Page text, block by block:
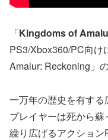
「Kingdoms of
PS3/Xbox360/PC向け
Amalur: Reckoning」
一万年の歴史を有する
プレイヤーは死から
繰り広げるアクション